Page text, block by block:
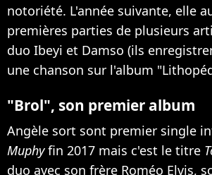
notoriété. L'année suivante, elle
premières parties de plusieurs
duo Ibeyi et Damso (ils
une chanson sur l'album
"Brol", son premier album
Angèle sort sont premier single
Muphyfin 2017 mais c'est le titre
duo avec son frère Roméo Elvis,